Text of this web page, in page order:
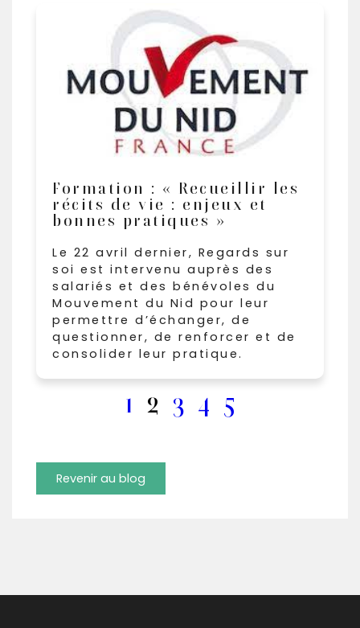
Formation : « Recueillir les
récits de vie : enjeux et
bonnes pratiques »
Le 22 avril dernier, Regards sur
soi est intervenu auprès des
salariés et des bénévoles du
Mouvement du Nid pour leur
permettre d’échanger, de
questionner, de renforcer et de
consolider leur pratique.
1 2 3 4 5
Revenir au blog